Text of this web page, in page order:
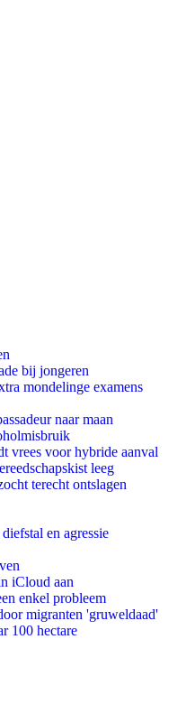
bij jongeren
mondelinge examens
naar maan
vrees voor hybride aanval
leeg
terecht ontslagen
en agressie
iCloud aan
enkel probleem
migranten 'gruweldaad'
100 hectare